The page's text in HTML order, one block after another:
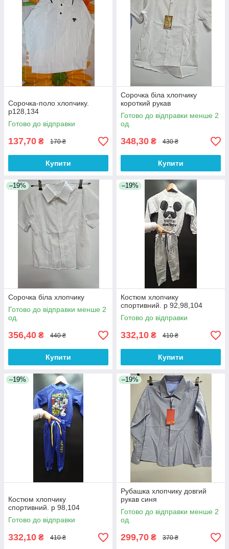
Сорочка-поло хлопчику.
р128,134
Готово до відправки
137,70 ₴ 170 ₴
Купити
Сорочка біла хлопчику
короткий рукав
Готово до відправки менше 2
од.
348,30 ₴ 430 ₴
Купити
–19%
Сорочка біла хлопчику
Готово до відправки менше 2
од.
356,40 ₴ 440 ₴
Купити
–19%
Костюм хлопчику
спортивний. р 92,98,104
Готово до відправки
332,10 ₴ 410 ₴
Купити
–19%
Костюм хлопчику
спортивний. р 98,104
Готово до відправки
332,10 ₴ 410 ₴
–19%
Рубашка хлопчику довгий
рукав синя
Готово до відправки менше 2
од.
299,70 ₴ 370 ₴